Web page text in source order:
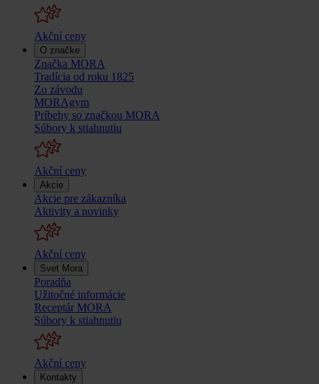
Akční ceny
O značke
Značka MORA
Tradícia od roku 1825
Zo závodu
MORAgym
Príbehy so značkou MORA
Súbory k stiahnutiu
Akční ceny
Akcie
Akcie pre zákazníka
Aktivity a novinky
Akční ceny
Svet Mora
Poradňa
Užitočné informácie
Receptár MORA
Súbory k stiahnutiu
Akční ceny
Kontakty